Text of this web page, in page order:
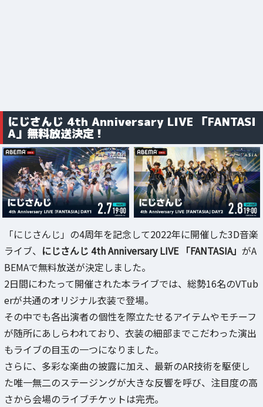
にじさんじ 4th Anniversary LIVE 「FANTASI
A」無料放送決定！
「にじさんじ」の4周年を記念して2022年に開催した3D音楽
ライブ、 にじさんじ 4th Anniversary LIVE 「FANTASIA」 がA
BEMAで無料放送が決定しました。
2日間にわたって開催された本ライブでは、総勢16名のVTub
erが共通のオリジナル衣装で登場。
その中でも各出演者の個性を際立たせるアイテムやモチーフ
が随所にあしらわれており、衣装の細部までこだわった演出
もライブの目玉の一つになりました。
さらに、多彩な楽曲の披露に加え、最新のAR技術を駆使し
た唯一無二のステージングが大きな反響を呼び、注目度の高
さから会場のライブチケットは完売。